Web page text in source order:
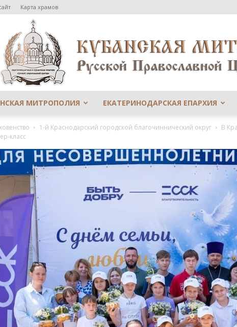
Карта храмов
Екатеринодарской
и
Кубанской
МИТРОПОЛИЯ ЕКАТЕРИНОДАРСКАЯ ЕПАРХИЯ
1-й Краснодарский городской благочиннический округ
В
класс